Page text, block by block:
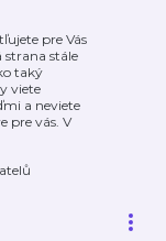
pre Vás
strana stále
taký
viete
a neviete
pre vás. V